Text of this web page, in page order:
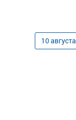
10августа